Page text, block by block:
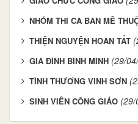
NHÓM THI CA BAN MÊ
THIỆN NGUYỆN HOÀN TẤT
GIA ĐÌNH BÌNH MINH (29/
TÌNH THƯƠNG VINH SƠN
SINH VIÊN CÔNG GIÁO (29/